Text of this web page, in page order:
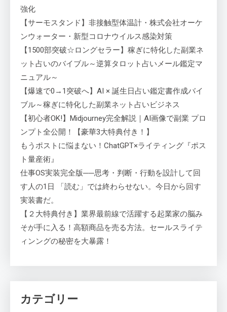
強化
【サーモスタンド】非接触型体温計・株式会社オーケ
ンウォーター・新型コロナウイルス感染対策
【1500部突破☆ロングセラー】稼ぎに特化した副業ネ
ット占いのバイブル～逆算タロット占いメール鑑定マ
ニュアル～
【爆速で0→1突破へ】AI × 誕生日占い鑑定書作成バイ
ブル～稼ぎに特化した副業ネット占いビジネス
【初心者OK!】Midjourney完全解説｜AI画像で副業 プロ
ンプト全公開！【豪華3大特典付き！】
もうポストに悩まない！ChatGPT×ライティング『ポス
ト量産術』
仕事OS実装完全版──思考・判断・行動を設計して回
す人の1日 「読む」では終わらせない。今日から回す
実装書だ。
【２大特典付き】業界最前線で活躍する起業家の脳み
そが手に入る！高額商品を売る方法。セールスライテ
ィンングの秘密を大暴露！
カテゴリー